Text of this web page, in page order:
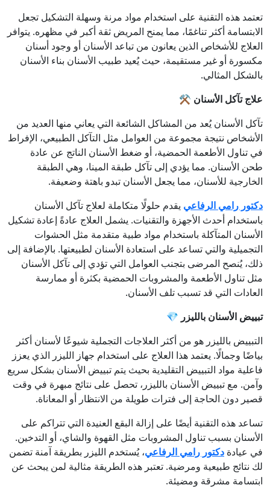
تعتمد هذه التقنية على استخدام مواد مرنة وسهلة التشكيل تجعل
الابتسامة أكثر تناغمًا، مما يمنح المريض ثقة أكبر في مظهره. يتوافر
العلاج للأشخاص الذين يعانون من تباعد الأسنان أو وجود أسنان
مكسورة أو غير مستقيمة، حيث يُعيد طبيب الأسنان بناء الأسنان
بالشكل المثالي.
علاج تآكل الأسنان ⚒️
تآكل الأسنان يُعد من المشاكل الشائعة التي يعاني منها العديد من
الأشخاص نتيجة مجموعة من العوامل مثل التآكل الطبيعي، الإفراط
في تناول الأطعمة الحمضية، أو ضغط الأسنان الناتج عن عادة
طحن الأسنان. مما يؤدي إلى تآكل طبقة المينا، وهي الطبقة
الخارجية للأسنان، مما يجعل الأسنان تبدو باهتة وضعيفة.
دكتور رامي الرفاعي يقدم حلولًا متكاملة لعلاج تآكل الأسنان
باستخدام أحدث الأجهزة والتقنيات. يشمل العلاج عادةً إعادة تشكيل
الأسنان المتآكلة باستخدام مواد طبية متقدمة مثل الحشوات
التجميلية والتي تساعد على استعادة الأسنان لطبيعتها. بالإضافة إلى
ذلك، يُنصح المرضى بتجنب العوامل التي تؤدي إلى تآكل الأسنان
مثل تناول الأطعمة والمشروبات الحمضية بكثرة أو ممارسة
العادات التي قد تسبب تلف الأسنان.
تبييض الأسنان بالليزر 💎
التبييض بالليزر هو من أكثر العلاجات التجملية شيوعًا لأسنان أكثر
بياضًا وجمالًا. يعتمد هذا العلاج على استخدام جهاز الليزر الذي يعزز
فاعلية مواد التبييض التقليدية بحيث يتم تبييض الأسنان بشكل سريع
وآمن. مع تبييض الأسنان بالليزر، تحصل على نتائج مبهرة في وقت
قصير دون الحاجة إلى فترات طويلة من الانتظار أو المعاناة.
تساعد هذه التقنية أيضًا على إزالة البقع العنيدة التي تتراكم على
الأسنان بسبب تناول المشروبات مثل القهوة والشاي، أو التدخين.
في عيادة دكتور رامي الرفاعي، يُستخدم الليزر بطريقة آمنة تضمن
لك نتائج طبيعية ومرضية. تعتبر هذه الطريقة مثالية لمن يبحث عن
ابتسامة مشرقة ومضيئة.